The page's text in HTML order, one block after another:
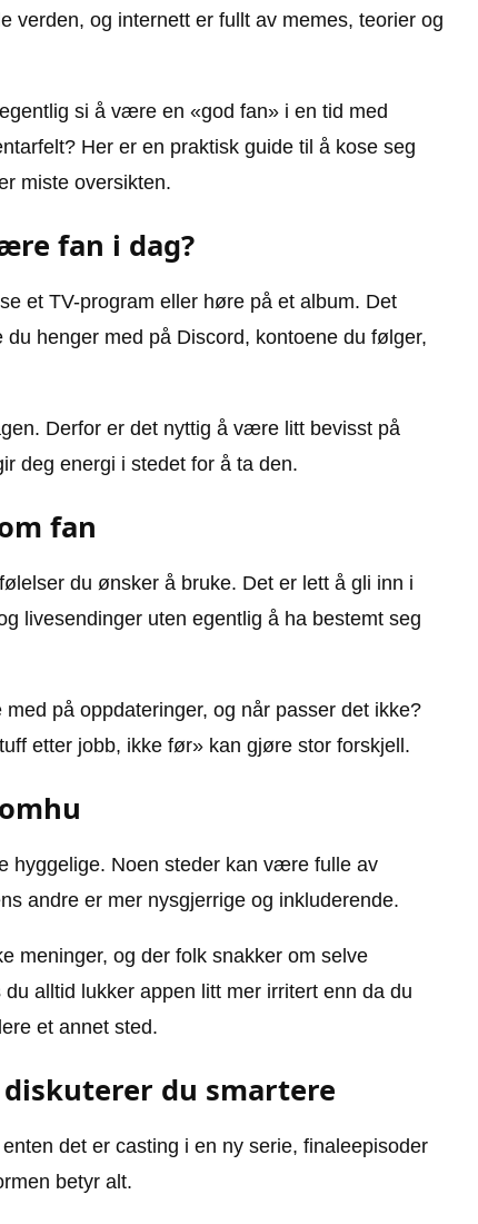
verden, og internett er fullt av memes, teorier og
si å være en «god fan» i en tid med
Her er en praktisk guide til å kose seg
miste oversikten.
fan i dag?
et TV-program eller høre på et album. Det
henger med på Discord, kontoene du følger,
Derfor er det nyttig å være litt bevisst på
deg energi i stedet for å ta den.
fan
du ønsker å bruke. Det er lett å gli inn i
livesendinger uten egentlig å ha bestemt seg
på oppdateringer, og når passer det ikke?
etter jobb, ikke før» kan gjøre stor forskjell.
hyggelige. Noen steder kan være fulle av
andre er mer nysgjerrige og inkluderende.
meninger, og der folk snakker om selve
alltid lukker appen litt mer irritert enn da du
et annet sted.
du smartere
det er casting i en ny serie, finaleepisoder
betyr alt.